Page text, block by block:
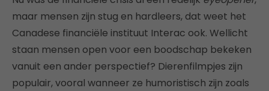
maar mensen zijn stug en hardleers, dat weet het
Canadese financiële instituut Interac ook. Wellicht
staan mensen open voor een boodschap bekeken
vanuit een ander perspectief? Dierenfilmpjes zijn
populair, vooral wanneer ze humoristisch zijn zoals